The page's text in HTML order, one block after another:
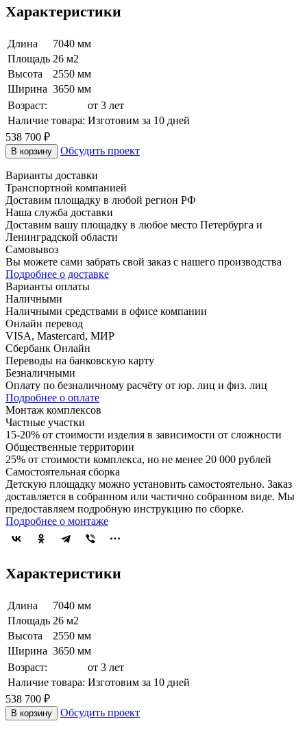
Характеристики
Длина
7040 мм
Площадь 26 м2
Высота
2550 мм
Ширина 3650 мм
Возраст:
от 3 лет
Наличие товара: Изготовим за 10 дней
538 700 ₽
В корзину Обсудить проект
Варианты доставки
Транспортной компанией
Доставим площадку в любой регион РФ
Наша служба доставки
Доставим вашу площадку в любое место Петербурга и
Ленинградской области
Самовывоз
Вы можете сами забрать свой заказ с нашего производства
Подробнее о доставке
Варианты оплаты
Наличными
Наличными средствами в офисе компании
Онлайн перевод
VISA, Mastercard, МИР
Сбербанк Онлайн
Переводы на банковскую карту
Безналичными
Оплату по безналичному расчёту от юр. лиц и физ. лиц
Подробнее о оплате
Монтаж комплексов
Частные участки
15-20% от стоимости изделия в зависимости от сложности
Общественные территории
25% от стоимости комплекса, но не менее 20 000 рублей
Самостоятельная сборка
Детскую площадку можно установить самостоятельно. Заказ
доставляется в собранном или частично собранном виде. Мы
предоставляем подробную инструкцию по сборке.
Подробнее о монтаже
Характеристики
Длина
7040 мм
Площадь 26 м2
Высота
2550 мм
Ширина 3650 мм
Возраст:
от 3 лет
Наличие товара: Изготовим за 10 дней
538 700 ₽
В корзину Обсудить проект